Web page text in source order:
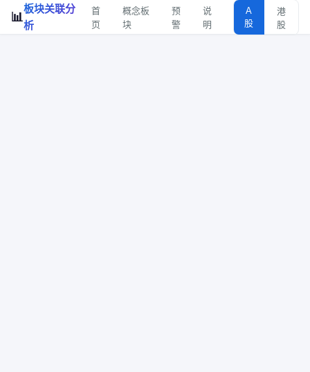
📊
板块关联分
析
首
页
概念板
块
预
警
说
明
A
股
港
股